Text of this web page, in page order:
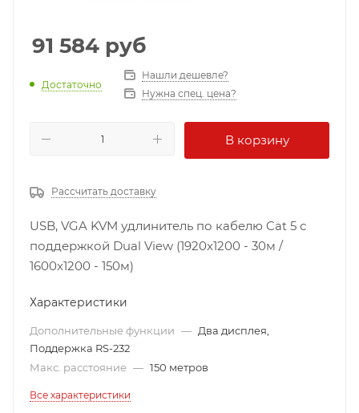
91 584 руб
Достаточно
Нашли дешевле?
Нужна спец. цена?
В корзину
Рассчитать доставку
USB, VGA KVM удлинитель по кабелю Cat 5 с
поддержкой Dual View (1920x1200 - 30м /
1600x1200 - 150м)
Характеристики
Дополнительные функции — Два дисплея,
Поддержка RS-232
Макс. расстояние — 150 метров
Все характеристики